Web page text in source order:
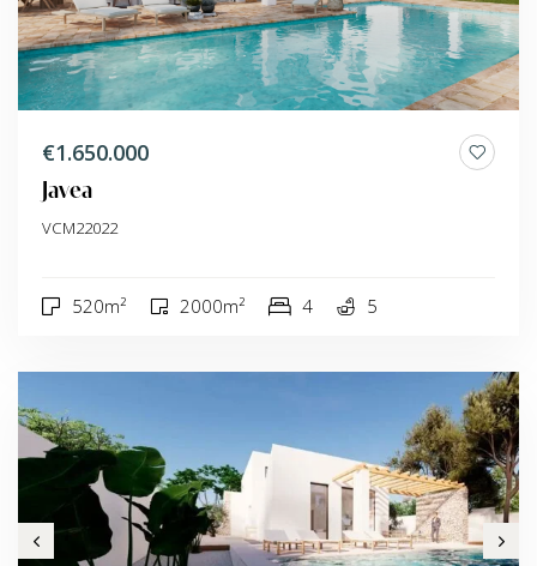
€1.650.000
Javea
VCM22022
520m² 2000m² 4 5